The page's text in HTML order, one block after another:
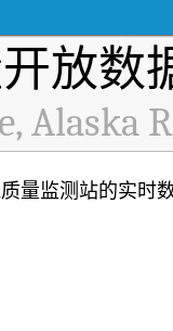
放数
Alaska
量监测站的实时